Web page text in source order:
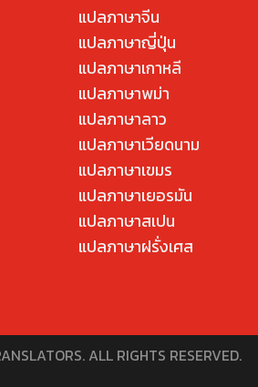
แปลภาษาจีน
แปลภาษาญี่ปุ่น
แปลภาษาเกาหลี
แปลภาษาพม่า
แปลภาษาลาว
แปลภาษาเวียดนาม
แปลภาษาเขมร
แปลภาษาเยอรมัน
แปลภาษาสเปน
แปลภาษาฝรั่งเศส
ALL RIGHTS RESERVED.